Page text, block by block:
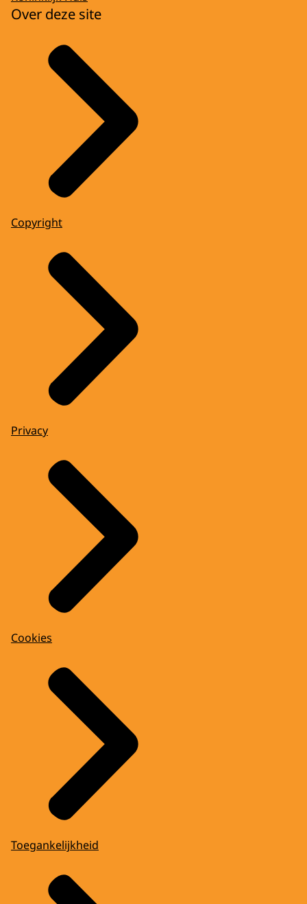
Over deze site
Copyright
Privacy
Cookies
Toegankelijkheid